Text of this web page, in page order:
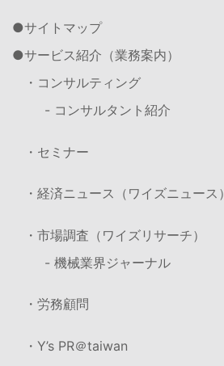
サイトマップ
サービス紹介（業務案内）
・コンサルティング
- コンサルタント紹介
・セミナー
・経済ニュース（ワイズニュース）
・市場調査（ワイズリサーチ）
- 機械業界ジャーナル
・労務顧問
・Y’s PR＠taiwan